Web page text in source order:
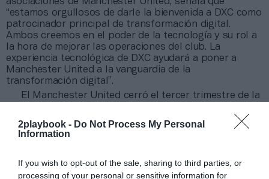
2playbook - Do Not Process My Personal
Information
If you wish to opt-out of the sale, sharing to third parties, or
processing of your personal or sensitive information for
“estamos orgullosos de darle la bienvenida a DXC como
patrocinador principal de transformación digital.
Ambos creemos en el poder de la tecnología y su rol a
la hora de mejorar las operaciones del club. La
experiencia tecnológica de DXC ayudará a poner a
Manchester United a la vanguardia de la
transformación digital”.
El Manchester United cerró el tercer trimestre de la
millones de euros). Los red devilssumaron estos
libras (597,5 millones de euros). Cabe recordar, entre
otros conceptos, que esta temporada sumaron dos